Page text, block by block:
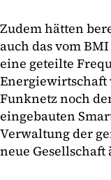
Zudem hätten
auch das vom
eine geteilte
Energiewirtschaft
Funknetz noch
eingebauten
Verwaltung der
neue